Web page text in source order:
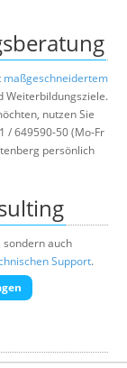
maßgeschneidertem
Weiterbildungsziele.
nutzen Sie
/ 649590-50 (Mo-Fr
persönlich
, sondern auch
Support.